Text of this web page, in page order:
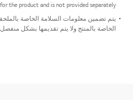
the product and is not provided separately.
يتم تضمين معلومات السلامة الخاصة
الخاصة بالمنتج ولا يتم تقديمها بشكل